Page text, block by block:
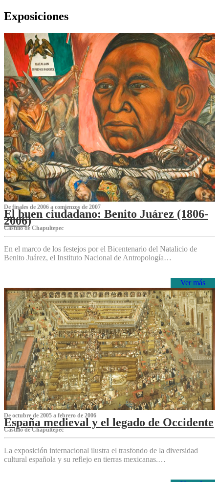
Exposiciones
De finales de 2006 a comienzos de 2007
El buen ciudadano: Benito Juárez (1806-
2006)
Castillo de Chapultepec
En el marco de los festejos por el Bicentenario del Natalicio de
Benito Juárez, el Instituto Nacional de Antropología…
Ver más
De octubre de 2005 a febrero de 2006
España medieval y el legado de Occidente
Castillo de Chapultepec
La exposición internacional ilustra el trasfondo de la diversidad
cultural española y su reflejo en tierras mexicanas.…